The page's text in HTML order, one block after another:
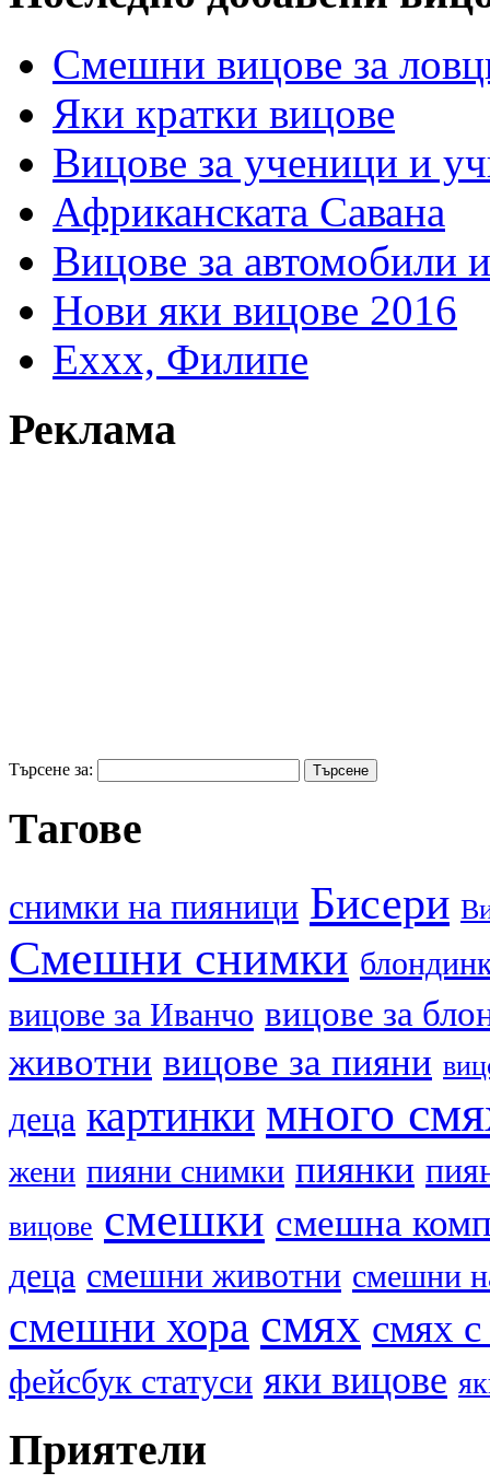
Смешни вицове за
Яки кратки вицове
Вицове за ученици и
Африканската Савана
Вицове за автомобили
Нови яки вицове 2016
Еххх, Филипе
Реклама
Търсене за:
Тагове
cнимки на пияници Бисери
Смешни снимки
вицове за Иванчо вицове за
животни вицове за пияни
деца картинки много
жени пияни снимки пиянки
вицове смешки смешна
деца смешни животни смешни
смешни хора смях смях
фейсбук статуси яки вицове
Приятели